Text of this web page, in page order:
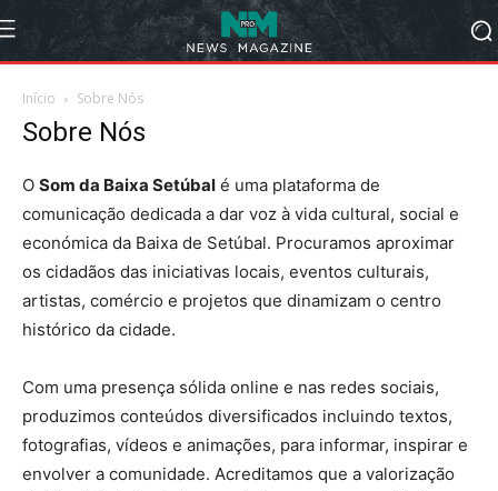
Início Sobre Nós
Sobre Nós
O Som da Baixa Setúbal é uma plataforma de
comunicação dedicada a dar voz à vida cultural, social e
económica da Baixa de Setúbal. Procuramos aproximar
os cidadãos das iniciativas locais, eventos culturais,
artistas, comércio e projetos que dinamizam o centro
histórico da cidade.
Com uma presença sólida online e nas redes sociais,
produzimos conteúdos diversificados incluindo textos,
fotografias, vídeos e animações, para informar, inspirar e
envolver a comunidade. Acreditamos que a valorização